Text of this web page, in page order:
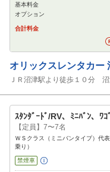
カーナビ
基本料金
オプション
合計料金
オリックスレンタカー
ＪＲ沼津駅より徒歩１０分
ｽﾀﾝﾀﾞｰﾄﾞ/RV、ﾐﾆﾊﾞﾝ、ﾜｺ
【定員】7〜7名
ＷＳクラス（ミニバンタイプ）代
乗り）
禁煙車